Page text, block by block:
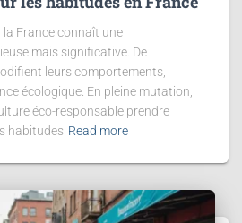
la France connaît une
mais significative. De
leurs comportements,
écologique. En pleine mutation,
éco-responsable prendre
habitudes Read more